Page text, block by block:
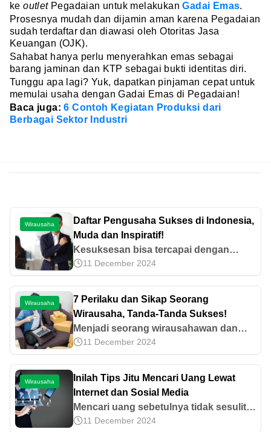
keoutletPegadaian untuk melakukanGadai Emas.
Prosesnya mudah dan dijamin aman karena Pegadaian
sudah terdaftar dan diawasi oleh Otoritas Jasa
Keuangan (OJK).
Sahabat hanya perlu menyerahkan emas sebagai
barang jaminan dan KTP sebagai bukti identitas diri.
Tunggu apa lagi? Yuk, dapatkan pinjaman cepat untuk
memulai usaha dengan Gadai Emas di Pegadaian!
Baca juga:6 Contoh Kegiatan Produksi dari
Berbagai Sektor Industri
Wirausaha
Daftar Pengusaha Sukses di Indonesia,
Muda dan Inspiratif!
Kesuksesan bisa tercapai dengan
adanya konsistensi dan strategi yang
tepat. Simak kisah inspiratif pengusaha
sukses di Indonesia berikut ini.
11 December 2024
Wirausaha
7 Perilaku dan Sikap Seorang
Wirausaha, Tanda-Tanda Sukses!
Menjadi seorang wirausahawan dan
punya banyak ide harus diimbangi
dengan sikap dan perilaku wirausaha.
Mari cari tahu lebih lanjut di sini.
11 December 2024
Wirausaha
Inilah Tips Jitu Mencari Uang Lewat
Internet dan Sosial Media
Mencari uang sebetulnya tidak sesulit
yang dibayangkan asalkan ada usaha
11 December 2024